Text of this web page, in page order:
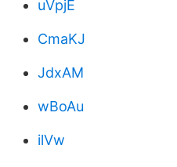
uVpjE
CmaKJ
JdxAM
wBoAu
ilVw